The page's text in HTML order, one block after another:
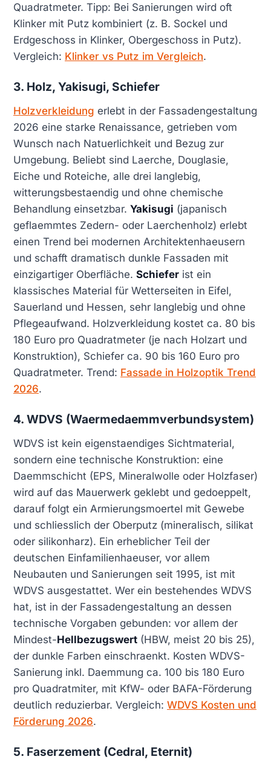
Quadratmeter. Tipp: Bei Sanierungen wird oft
Klinker mit Putz kombiniert (z. B. Sockel und
Erdgeschoss in Klinker, Obergeschoss in Putz).
Vergleich: Klinker vs Putz im Vergleich.
3. Holz, Yakisugi, Schiefer
Holzverkleidung erlebt in der Fassadengestaltung
2026 eine starke Renaissance, getrieben vom
Wunsch nach Natuerlichkeit und Bezug zur
Umgebung. Beliebt sind Laerche, Douglasie,
Eiche und Roteiche, alle drei langlebig,
witterungsbestaendig und ohne chemische
Behandlung einsetzbar. Yakisugi (japanisch
geflaemmtes Zedern- oder Laerchenholz) erlebt
einen Trend bei modernen Architektenhaeusern
und schafft dramatisch dunkle Fassaden mit
einzigartiger Oberfläche. Schiefer ist ein
klassisches Material für Wetterseiten in Eifel,
Sauerland und Hessen, sehr langlebig und ohne
Pflegeaufwand. Holzverkleidung kostet ca. 80 bis
180 Euro pro Quadratmeter (je nach Holzart und
Konstruktion), Schiefer ca. 90 bis 160 Euro pro
Quadratmeter. Trend: Fassade in Holzoptik Trend
2026.
4. WDVS (Waermedaemmverbundsystem)
WDVS ist kein eigenstaendiges Sichtmaterial,
sondern eine technische Konstruktion: eine
Daemmschicht (EPS, Mineralwolle oder Holzfaser)
wird auf das Mauerwerk geklebt und gedoeppelt,
darauf folgt ein Armierungsmoertel mit Gewebe
und schliesslich der Oberputz (mineralisch, silikat
oder silikonharz). Ein erheblicher Teil der
deutschen Einfamilienhaeuser, vor allem
Neubauten und Sanierungen seit 1995, ist mit
WDVS ausgestattet. Wer ein bestehendes WDVS
hat, ist in der Fassadengestaltung an dessen
technische Vorgaben gebunden: vor allem der
Mindest-Hellbezugswert (HBW, meist 20 bis 25),
der dunkle Farben einschraenkt. Kosten WDVS-
Sanierung inkl. Daemmung ca. 100 bis 180 Euro
pro Quadratmiter, mit KfW- oder BAFA-Förderung
deutlich reduzierbar. Vergleich: WDVS Kosten und
Förderung 2026.
5. Faserzement (Cedral, Eternit)